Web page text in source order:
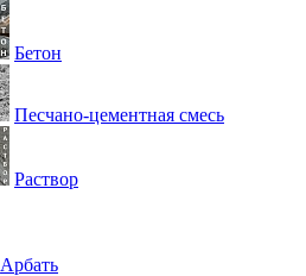
Бетон
Песчано-цементная смесь
Раствор
Арбать